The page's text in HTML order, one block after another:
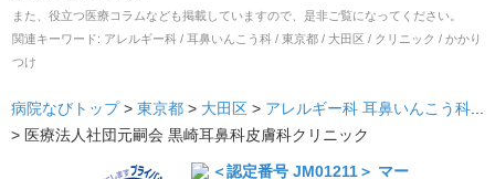
また、役立つ医療コラムなども掲載していますので、是非ご覧になってください。
関連キーワード: アレルギー科 / 耳鼻いんこう科 / 東京都 / 大田区 / クリニック / かかり
つけ
病院なびトップ > 東京都 > 大田区 > アレルギー科 耳鼻いんこう科...
> 医療法人社団元嗣会 黒崎耳鼻科皮膚科クリニック